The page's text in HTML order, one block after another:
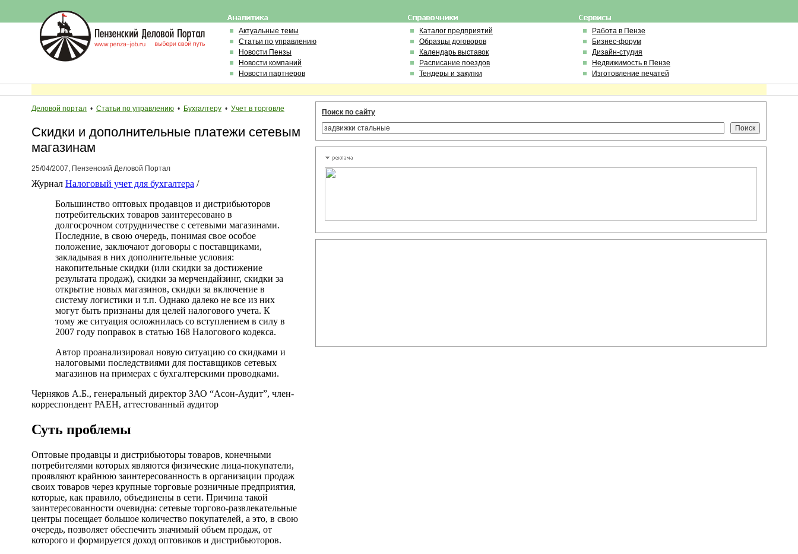
Актуальные темы
Статьи по управлению
Новости Пензы
Новости компаний
Новости партнеров
Каталог предприятий
Образцы договоров
Календарь выставок
Расписание поездов
Тендеры и закупки
Работа в Пензе
Бизнес-форум
Дизайн-студия
Недвижимость в Пензе
Изготовление печатей
Деловой портал • Статьи по управлению • Бухгалтеру • Учет в торговле
Cкидки и дополнительные платежи сетевым
магазинам
25/04/2007, Пензенский Деловой Портал
Журнал Налоговый учет для бухгалтера /
Большинство оптовых продавцов и дистрибьюторов
потребительских товаров заинтересовано в
долгосрочном сотрудничестве с сетевыми магазинами.
Последние, в свою очередь, понимая свое особое
положение, заключают договоры с поставщиками,
закладывая в них дополнительные условия:
накопительные скидки (или скидки за достижение
результата продаж), скидки за мерчендайзинг, скидки за
открытие новых магазинов, скидки за включение в
систему логистики и т.п. Однако далеко не все из них
могут быть признаны для целей налогового учета. К
тому же ситуация осложнилась со вступлением в силу в
2007 году поправок в статью 168 Налогового кодекса.
Автор проанализировал новую ситуацию со скидками и
налоговыми по­следствиями для ­поставщиков сетевых
магазинов на примерах с бухгалтерскими проводками.
Черняков А.Б., генеральный директор ЗАО “Асон-Аудит”, член-
корреспондент РАЕН, аттестованный аудитор
Суть проблемы
Оптовые продавцы и дистрибьюторы товаров, конечными
потребителями которых являются физические лица-покупатели,
проявляют крайнюю заинтересованность в организации продаж
своих товаров через крупные торговые розничные предприятия,
которые, как правило, объединены в сети. Причина такой
заинтересованности очевидна: сетевые торгово-развлекательные
центры посещает большое количество покупателей, а это, в свою
очередь, позволяет обеспечить значимый объем продаж, от
которого и формируется доход оптовиков и дистрибьюторов.
Поиск по сайту